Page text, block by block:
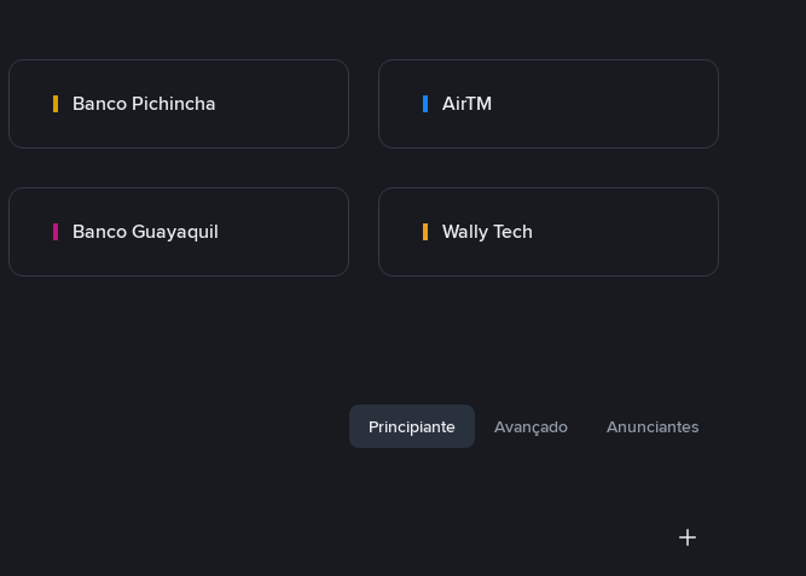
Banco Pichincha AirTM
Banco Guayaquil Wally Tech
Principiante Avançado Anunciantes